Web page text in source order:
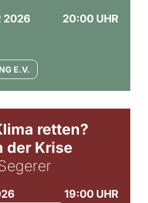
2026
20:00 UHR
E.V.
retten?
der Krise
19:00 UHR